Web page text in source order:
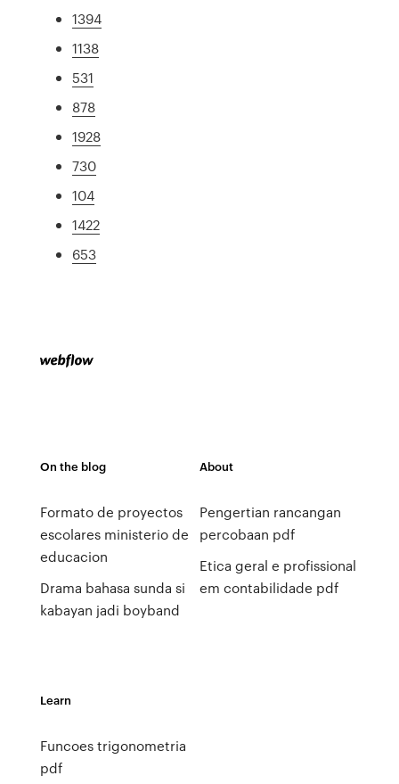
1394
1138
531
878
1928
730
104
1422
653
On the blog
Formato de proyectos
escolares ministerio de
educacion
Drama bahasa sunda si
kabayan jadi boyband
About
Pengertian rancangan
percobaan pdf
Etica geral e profissional
em contabilidade pdf
Learn
Funcoes trigonometria
pdf